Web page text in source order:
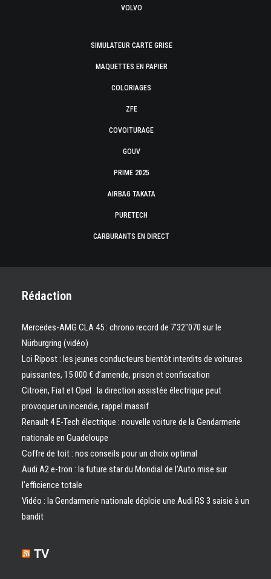
VOLVO
SIMULATEUR CARTE GRISE
MAQUETTES EN PAPIER
COLORIAGES
ZFE
COVOITURAGE
GOUV
PRIME 2025
AIRBAG TAKATA
PURETECH
CARBURANTS EN DIRECT
Rédaction
Mercedes-AMG CLA 45 : chrono record de 7’32″070 sur le
Nürburgring (vidéo)
Loi Ripost : les jeunes conducteurs bientôt interdits de voitures
puissantes, 15 000 € d’amende, prison et confiscation
Citroën, Fiat et Opel : la direction assistée électrique peut
provoquer un incendie, rappel massif
Renault 4 E-Tech électrique : nouvelle voiture de la Gendarmerie
nationale en Guadeloupe
Coffre de toit : nos conseils pour un choix optimal
Audi A2 e-tron : la future star du Mondial de l’Auto mise sur
l’efficience totale
Vidéo : la Gendarmerie nationale déploie une Audi RS 3 saisie à un
bandit
TV